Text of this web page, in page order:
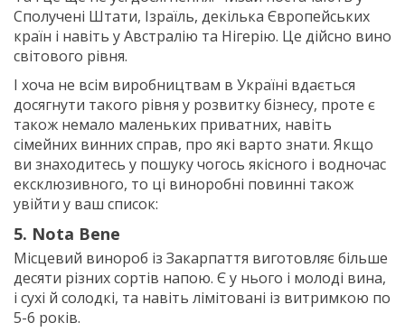
Сполучені Штати, Ізраїль, декілька Європейських
країн і навіть у Австралію та Нігерію. Це дійсно вино
світового рівня.
І хоча не всім виробництвам в Україні вдається
досягнути такого рівня у розвитку бізнесу, проте є
також немало маленьких приватних, навіть
сімейних винних справ, про які варто знати. Якщо
ви знаходитесь у пошуку чогось якісного і водночас
ексклюзивного, то ці виноробні повинні також
увійти у ваш список:
5. Nota Bene
Місцевий винороб із Закарпаття виготовляє більше
десяти різних сортів напою. Є у нього і молоді вина,
і сухі й солодкі, та навіть лімітовані із витримкою по
5-6 років.